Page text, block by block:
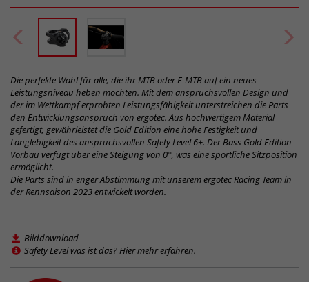
Die perfekte Wahl für alle, die ihr MTB oder E-MTB auf ein neues
Leistungsniveau heben möchten. Mit dem anspruchsvollen Design und
der im Wettkampf erprobten Leistungsfähigkeit unterstreichen die Parts
den Entwicklungsanspruch von ergotec. Aus hochwertigem Material
gefertigt, gewährleistet die Gold Edition eine hohe Festigkeit und
Langlebigkeit des anspruchsvollen Safety Level 6+. Der Bass Gold Edition
Vorbau verfügt über eine Steigung von 0°, was eine sportliche Sitzposition
ermöglicht.
Die Parts sind in enger Abstimmung mit unserem ergotec Racing Team in
der Rennsaison 2023 entwickelt worden.
Bilddownload
Safety Level was ist das? Hier mehr erfahren.